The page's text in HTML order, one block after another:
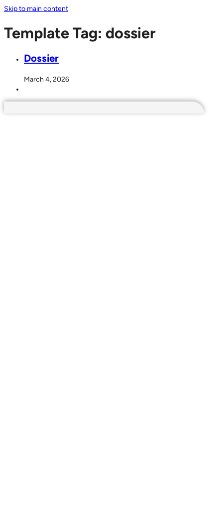
Skip to main content
Template Tag: dossier
Dossier
March 4, 2026